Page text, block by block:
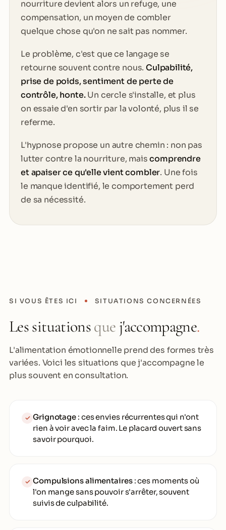
nourriture devient alors un refuge, une
compensation, un moyen de combler
quelque chose qu'on ne sait pas nommer.
Le problème, c'est que ce langage se
retourne souvent contre nous.Culpabilité,
prise de poids, sentiment de perte de
contrôle, honte.Un cercle s'installe, et plus
on essaie d'en sortir par la volonté, plus il se
referme.
L'hypnose propose un autre chemin : non pas
lutter contre la nourriture, maiscomprendre
et apaiser ce qu'elle vient combler. Une fois
le manque identifié, le comportement perd
de sa nécessité.
SI VOUS ÊTES ICI SITUATIONS CONCERNÉES
Les situationsque j'accompagne.
L'alimentation émotionnelle prend des formes très
variées. Voici les situations que j'accompagne le
plus souvent en consultation.
✓ Grignotage : ces envies récurrentes qui n'ont
rien à voir avec la faim. Le placard ouvert sans
savoir pourquoi.
✓ Compulsions alimentaires: ces moments où
l'on mange sans pouvoir s'arrêter, souvent
suivis de culpabilité.